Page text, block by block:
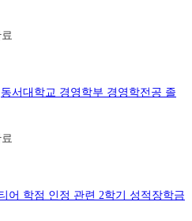
동서대학교 경영학부 경영학전공 졸
어 학점 인정 관련 2학기 성적장학금